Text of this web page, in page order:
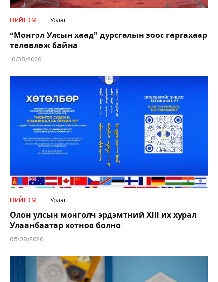
НИЙГЭМ Урлаг
“Монгол Улсын хаад” дурсгалын зоос гаргахаар
төлөвлөж байна
10/08/2026
НИЙГЭМ Урлаг
Олон улсын монголч эрдэмтний XIII их хурал
Улаанбаатар хотноо болно
05/08/2026